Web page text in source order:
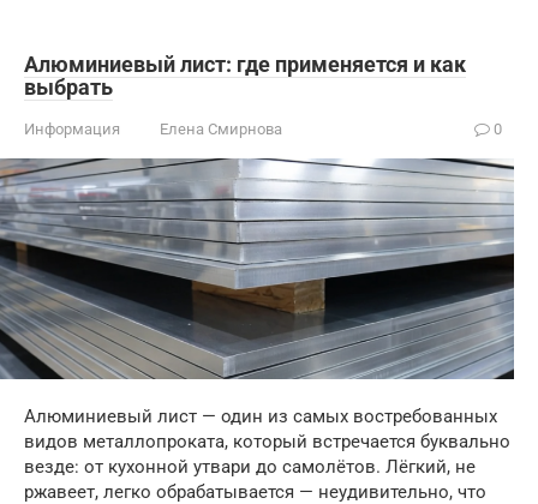
Алюминиевый лист: где применяется и как
выбрать
Информация Елена Смирнова 0
Алюминиевый лист — один из самых востребованных
видов металлопроката, который встречается буквально
везде: от кухонной утвари до самолётов. Лёгкий, не
ржавеет, легко обрабатывается — неудивительно, что